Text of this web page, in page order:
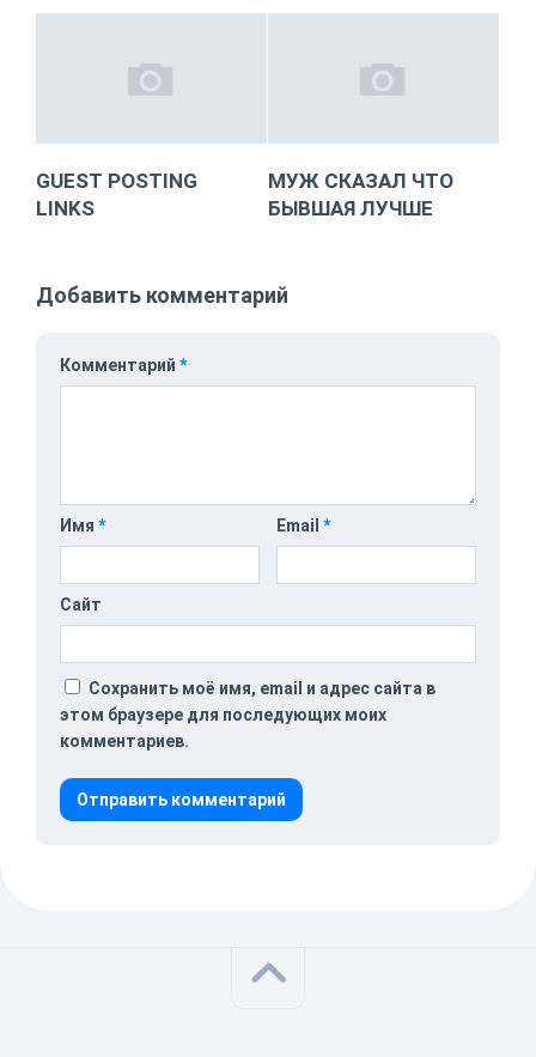
GUEST POSTING
LINKS
МУЖ СКАЗАЛ ЧТО
БЫВШАЯ ЛУЧШЕ
Добавить комментарий
Комментарий *
Имя * Email *
Сайт
Сохранить моё имя, email и адрес сайта в
этом браузере для последующих моих
комментариев.